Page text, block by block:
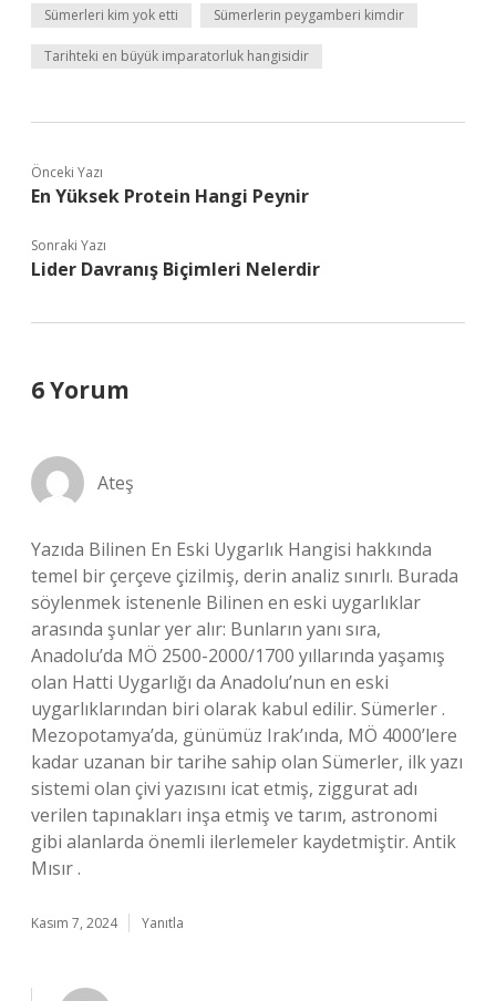
Sümerleri kim yok etti Sümerlerin peygamberi kimdir
Tarihteki en büyük imparatorluk hangisidir
Önceki Yazı
En Yüksek Protein Hangi Peynir
Sonraki Yazı
Lider Davranış Biçimleri Nelerdir
6 Yorum
Ateş
Yazıda Bilinen En Eski Uygarlık Hangisi hakkında
temel bir çerçeve çizilmiş, derin analiz sınırlı. Burada
söylenmek istenenle Bilinen en eski uygarlıklar
arasında şunlar yer alır: Bunların yanı sıra,
Anadolu’da MÖ 2500-2000/1700 yıllarında yaşamış
olan Hatti Uygarlığı da Anadolu’nun en eski
uygarlıklarından biri olarak kabul edilir. Sümerler .
Mezopotamya’da, günümüz Irak’ında, MÖ 4000’lere
kadar uzanan bir tarihe sahip olan Sümerler, ilk yazı
sistemi olan çivi yazısını icat etmiş, ziggurat adı
verilen tapınakları inşa etmiş ve tarım, astronomi
gibi alanlarda önemli ilerlemeler kaydetmiştir. Antik
Mısır .
Kasım 7, 2024 Yanıtla